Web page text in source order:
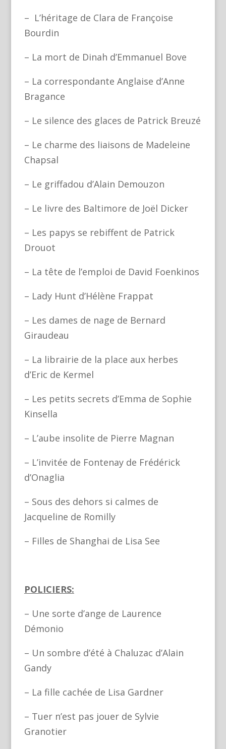
– L’héritage de Clara de Françoise
Bourdin
– La mort de Dinah d’Emmanuel Bove
– La correspondante Anglaise d’Anne
Bragance
– Le silence des glaces de Patrick Breuzé
– Le charme des liaisons de Madeleine
Chapsal
– Le griffadou d’Alain Demouzon
– Le livre des Baltimore de Joël Dicker
– Les papys se rebiffent de Patrick
Drouot
– La tête de l’emploi de David Foenkinos
– Lady Hunt d’Hélène Frappat
– Les dames de nage de Bernard
Giraudeau
– La librairie de la place aux herbes
d’Eric de Kermel
– Les petits secrets d’Emma de Sophie
Kinsella
– L’aube insolite de Pierre Magnan
– L’invitée de Fontenay de Frédérick
d’Onaglia
– Sous des dehors si calmes de
Jacqueline de Romilly
– Filles de Shanghai de Lisa See
POLICIERS:
– Une sorte d’ange de Laurence
Démonio
– Un sombre d’été à Chaluzac d’Alain
Gandy
– La fille cachée de Lisa Gardner
– Tuer n’est pas jouer de Sylvie
Granotier